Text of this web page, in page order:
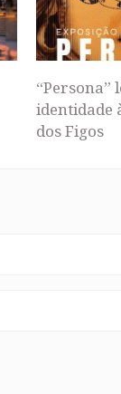
“Persona”
identidade
dos Figos